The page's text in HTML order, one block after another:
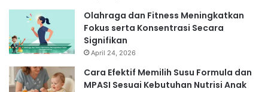
Olahraga dan Fitness Meningkatkan
Fokus serta Konsentrasi Secara
Signifikan
April 24, 2026
Cara Efektif Memilih Susu Formula dan
MPASI Sesuai Kebutuhan Nutrisi Anak